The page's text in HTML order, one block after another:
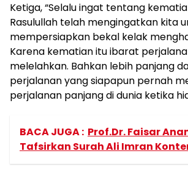
Ketiga, “Selalu ingat tentang
Rasulullah telah mengingatkan kita
mempersiapkan bekal kelak
Karena kematian itu ibarat
melelahkan. Bahkan lebih panjang
perjalanan yang siapapun pernah
perjalanan panjang di dunia ketika
BACA JUGA : Prof.Dr. Faisar
Tafsirkan Surah Ali Imran